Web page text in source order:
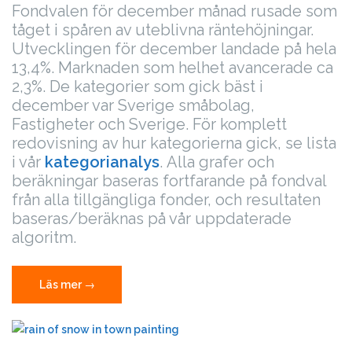
Fondvalen för december månad rusade som
tåget i spåren av uteblivna räntehöjningar.
Utvecklingen för december landade på hela
13,4%. Marknaden som helhet avancerade ca
2,3%. De kategorier som gick bäst i
december var Sverige småbolag,
Fastigheter och Sverige. För komplett
redovisning av hur kategorierna gick, se lista
i vår kategorianalys. Alla grafer och
beräkningar baseras fortfarande på fondval
från alla tillgängliga fonder, och resultaten
baseras/beräknas på vår uppdaterade
algoritm.
Läs mer”Fondval
för
→